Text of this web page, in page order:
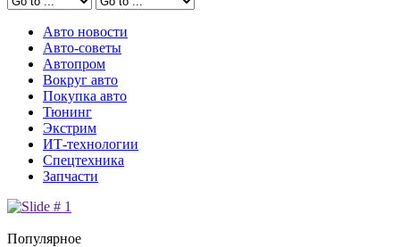
Авто новости
Авто-советы
Автопром
Вокруг авто
Покупка авто
Тюнинг
Экстрим
ИТ-технологии
Спецтехника
Запчасти
Популярное